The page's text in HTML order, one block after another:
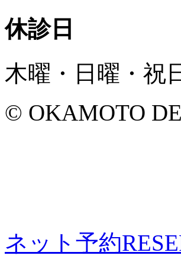
休診日
木曜・日曜・祝
© OKAMOTO
ネット予約